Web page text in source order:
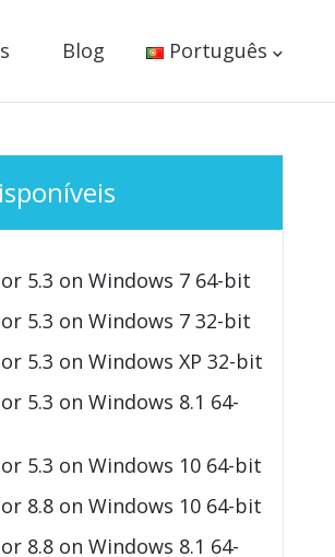
Blog Português
5.3 on Windows 7 64-bit
5.3 on Windows 7 32-bit
5.3 on Windows XP 32-bit
5.3 on Windows 8.1 64-
5.3 on Windows 10 64-bit
8.8 on Windows 10 64-bit
8.8 on Windows 8.1 64-